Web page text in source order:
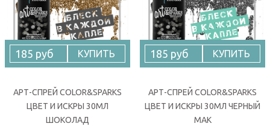
185 руб КУПИТЬ
АРТ-СПРЕЙ COLOR&SPARKS
ЦВЕТ И ИСКРЫ 30МЛ
ШОКОЛАД
185 руб КУПИТЬ
АРТ-СПРЕЙ COLOR&SPARKS
ЦВЕТ И ИСКРЫ 30МЛ ЧЕРНЫЙ
МАК